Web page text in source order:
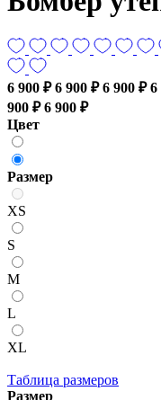
6 900 ₽ 6 900 ₽ 6 900 ₽ 6
900 ₽ 6 900 ₽
Цвет
Размер
XS
S
M
L
XL
Таблица размеров
Размер